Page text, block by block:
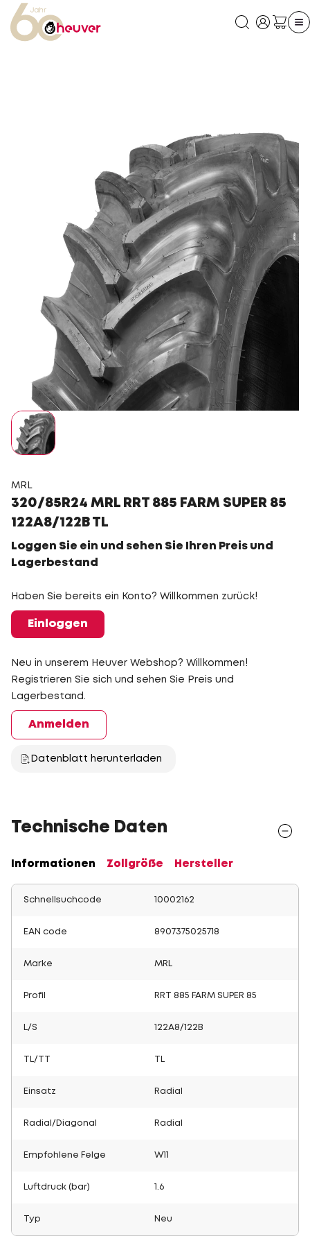
MRL
320/85R24 MRL RRT 885 FARM SUPER 85
122A8/122B TL
Loggen Sie ein und sehen Sie Ihren Preis und
Lagerbestand
Haben Sie bereits ein Konto? Willkommen zurück!
Einloggen
Neu in unserem Heuver Webshop? Willkommen!
Registrieren Sie sich und sehen Sie Preis und
Lagerbestand.
Anmelden
Datenblatt herunterladen
Technische Daten
Informationen Zollgröße Hersteller
Schnellsuchcode 10002162
EAN code 8907375025718
Marke MRL
Profil RRT 885 FARM SUPER 85
L/S 122A8/122B
TL/TT
Einsatz Radial
Radial/Diagonal Radial
Empfohlene Felge W11
Luftdruck (bar) 1.6
Typ Neu